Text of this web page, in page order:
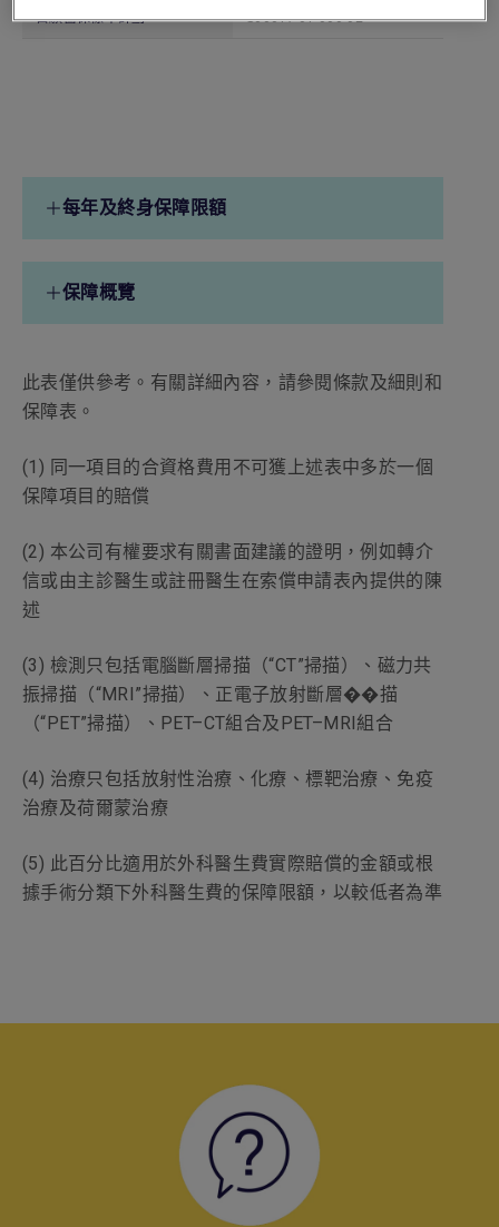
自願醫保標準計劃 S00017-01-000-02
每年及終身保障限額
保障項目(a) – (l)的每年保障限額
賠償限額 每保單年度420,000港元
保障項目(a) – (l)的終身保障限額
賠償限額
保障概覽
賠償限額
每日750港元
(b) 雜項開支
賠償限額
(c) 主診醫生巡房費
賠償限額
(d) 專科醫生費 (2)
賠償限額 每保單年度4,300港元
賠償限額
(f) 外科醫生費
每項手術，按手術表劃分的手術分類
50,000港元
25,000港元
12,500港元
5,000港元
此表僅供參考。有關詳細內容，請參閱條款及細則和
保障表。
(1) 同一項目的合資格費用不可獲上述表中多於一個
保障項目的賠償
(2) 本公司有權要求有關書面建議的證明，例如轉介
信或由主診醫生或註冊醫生在索償申請表內提供的陳
述
(3) 檢測只包括電腦斷層掃描（“CT”掃描）、磁力共
振掃描（“MRI”掃描）、正電子放射斷層��描
（“PET”掃描）、PET–CT組合及PET–MRI組合
(4) 治療只包括放射性治療、化療、標靶治療、免疫
治療及荷爾蒙治療
(5) 此百分比適用於外科醫生費實際賠償的金額或根
據手術分類下外科醫生費的保障限額，以較低者為準